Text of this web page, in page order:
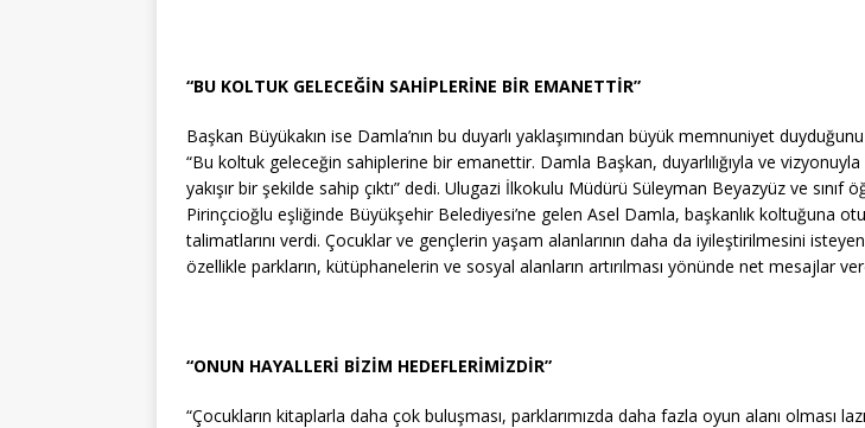
“BU KOLTUK GELECEĞİN SAHİPLERİNE BİR EMANETTİR”
Başkan Büyükakın ise Damla’nın bu duyarlı yaklaşımından büyük memnuniyet
“Bu koltuk geleceğin sahiplerine bir emanettir. Damla Başkan, duyarlılığıyla ve
yakışır bir şekilde sahip çıktı” dedi. Ulugazi İlkokulu Müdürü Süleyman Beyazyüz ve sınıf
Pirinçcioğlu eşliğinde Büyükşehir Belediyesi’ne gelen Asel Damla, başkanlık koltuğuna
talimatlarını verdi. Çocuklar ve gençlerin yaşam alanlarının daha da iyileştirilmesini
özellikle parkların, kütüphanelerin ve sosyal alanların artırılması yönünde net mesajlar
“ONUN HAYALLERİ BİZİM HEDEFLERİMİZDİR”
“Çocukların kitaplarla daha çok buluşması, parklarımızda daha fazla oyun alanı olması